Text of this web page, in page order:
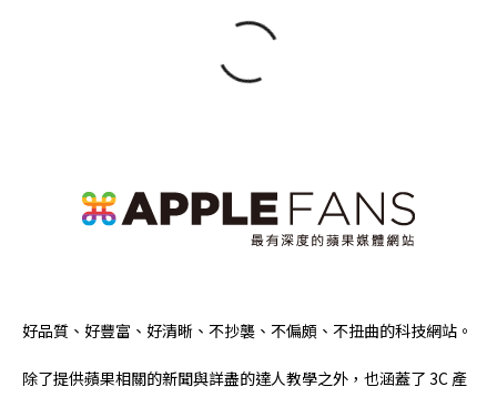
好品質、好豐富、好清晰、不抄襲、不偏頗、不扭曲的科技網站。
除了提供蘋果相關的新聞與詳盡的達人教學之外，也涵蓋了 3C 產